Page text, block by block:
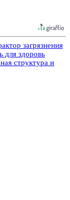
загрязнения
для здоровь
структура и